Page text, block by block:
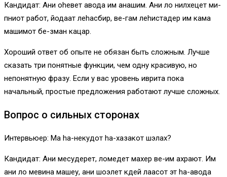
Кандидат: Ани оhевет авода им анашим. Ани ло нилхецет ми-
пниот рабoт, йодаат леhасбир, ве-гам леhистадер им кама
машимот бе-зман кацар.
Хороший ответ об опыте не обязан быть сложным. Лучше
сказать три понятные функции, чем одну красивую, но
непонятную фразу. Если у вас уровень иврита пока
начальный, простые предложения работают лучше сложных.
Вопрос о сильных сторонах
Интервьюер: Ма hа-некудот hа-хазаκот шэлах?
Кандидат: Ани месудерет, ломедет махер ве-им ахрают. Им
ани ло мевина машеу, ани шоэлет кдей лаасот эт hа-авода